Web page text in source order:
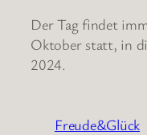
Der Tag findet
Oktober statt, in
2024.
Freude&Glück